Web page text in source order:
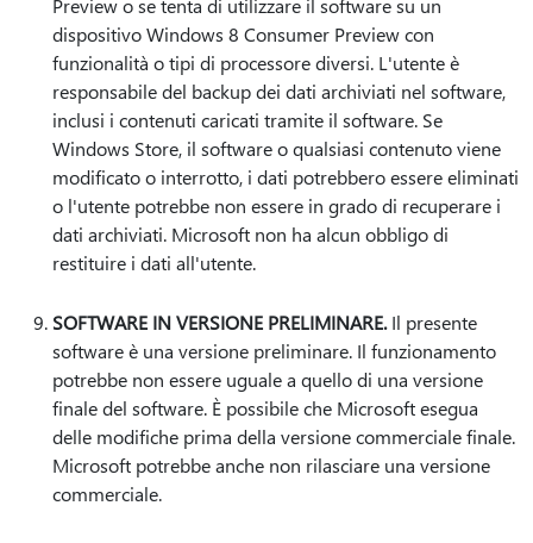
Preview o se tenta di utilizzare il software su un
dispositivo Windows 8 Consumer Preview con
funzionalità o tipi di processore diversi. L'utente è
responsabile del backup dei dati archiviati nel software,
inclusi i contenuti caricati tramite il software. Se
Windows Store, il software o qualsiasi contenuto viene
modificato o interrotto, i dati potrebbero essere eliminati
o l'utente potrebbe non essere in grado di recuperare i
dati archiviati. Microsoft non ha alcun obbligo di
restituire i dati all'utente.
SOFTWARE IN VERSIONE PRELIMINARE.Il presente
software è una versione preliminare. Il funzionamento
potrebbe non essere uguale a quello di una versione
finale del software. È possibile che Microsoft esegua
delle modifiche prima della versione commerciale finale.
Microsoft potrebbe anche non rilasciare una versione
commerciale.